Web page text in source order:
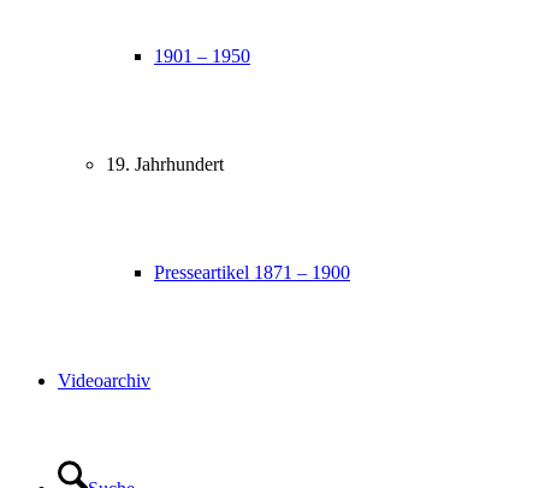
1901 – 1950
19. Jahrhundert
Presseartikel 1871 – 1900
Videoarchiv